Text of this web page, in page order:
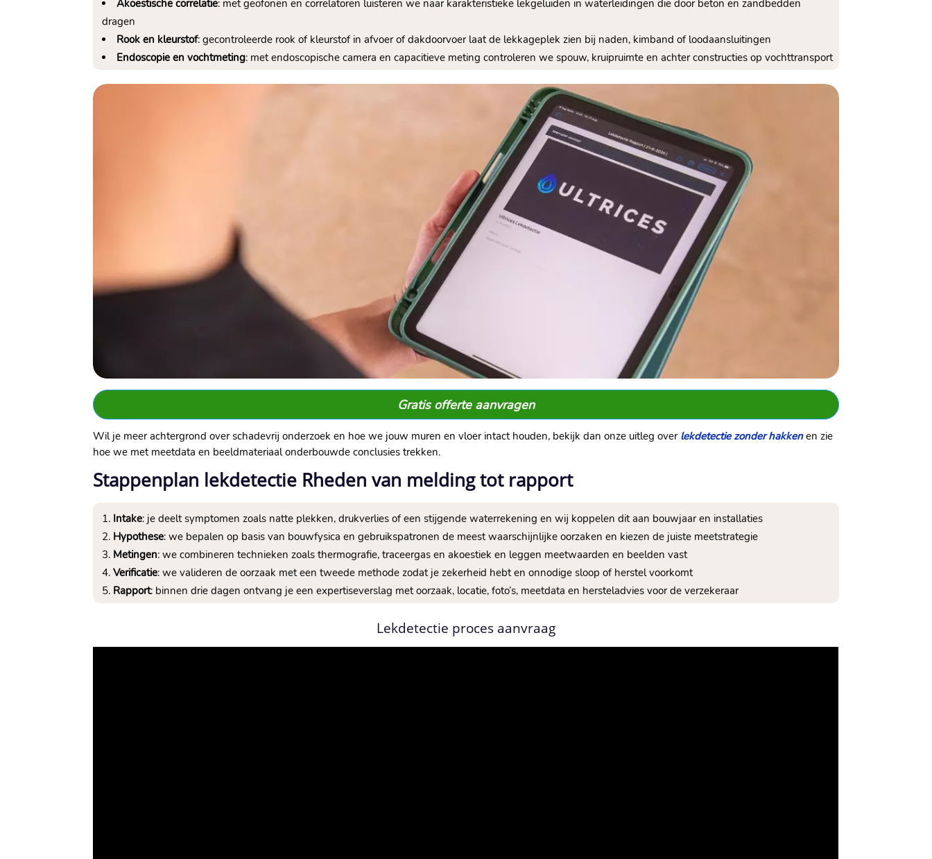
Akoestische correlatie: met geofonen en correlatoren luisteren we naar karakteristieke lekgeluiden in waterleidingen die door beton en zandbedden
dragen
Rook en kleurstof: gecontroleerde rook of kleurstof in afvoer of dakdoorvoer laat de lekkageplek zien bij naden, kimband of loodaansluitingen
Endoscopie en vochtmeting: met endoscopische camera en capacitieve meting controleren we spouw, kruipruimte en achter constructies op vochttransport
Gratis offerte aanvragen
Wil je meer achtergrond over schadevrij onderzoek en hoe we jouw muren en vloer intact houden, bekijk dan onze uitleg over lekdetectie zonder hakkenen zie
hoe we met meetdata en beeldmateriaal onderbouwde conclusies trekken.​
Stappenplan lekdetectie Rheden van melding tot rapport
Intake: je deelt symptomen zoals natte plekken, drukverlies of een stijgende waterrekening en wij koppelen dit aan bouwjaar en installaties
Hypothese: we bepalen op basis van bouwfysica en gebruikspatronen de meest waarschijnlijke oorzaken en kiezen de juiste meetstrategie
Metingen: we combineren technieken zoals thermografie, traceergas en akoestiek en leggen meetwaarden en beelden vast
Verificatie: we valideren de oorzaak met een tweede methode zodat je zekerheid hebt en onnodige sloop of herstel voorkomt
Rapport: binnen drie dagen ontvang je een expertiseverslag met oorzaak, locatie, foto’s, meetdata en hersteladvies voor de verzekeraar
Lekdetectie proces aanvraag